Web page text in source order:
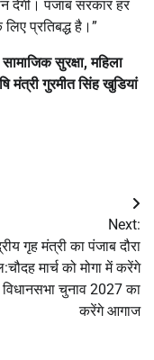
देगी। पंजाब सरकार हर
प्रतिबद्ध है।”
सामाजिक सुरक्षा, महिला
मंत्री गुरमीत सिंह खुडियां
Next:
गृह मंत्री का पंजाब दौरा
मार्च को मोगा में करेंगे
विधानसभा चुनाव 2027 का
करेंगे आगाज